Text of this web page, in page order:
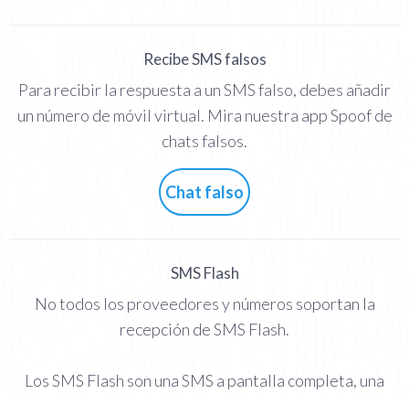
Recibe SMS falsos
Para recibir la respuesta a un SMS falso, debes añadir
un número de móvil virtual. Mira nuestra app Spoof de
chats falsos.
Chat falso
SMS Flash
No todos los proveedores y números soportan la
recepción de SMS Flash.
Los SMS Flash son una SMS a pantalla completa, una